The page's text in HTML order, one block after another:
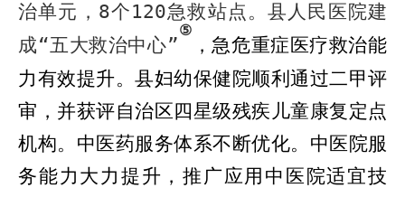
治单元， 8个120急救站点。县人民医院建
成“五大救治中心”
⑤
，急危重症医疗救治能
力有效提升。 县妇幼保健院顺利通过二甲评
审，并获评自治区四星级残疾儿童康复定点
机构。 中医药服务体系不断优化。中医院服
务能力大力提升，推广应用中医院适宜技